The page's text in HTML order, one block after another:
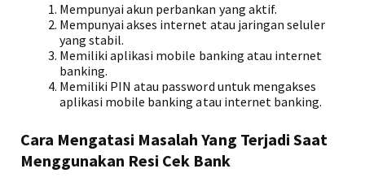
Mempunyai akun perbankan yang aktif.
Mempunyai akses internet atau jaringan seluler
yang stabil.
Memiliki aplikasi mobile banking atau internet
banking.
Memiliki PIN atau password untuk mengakses
aplikasi mobile banking atau internet banking.
Cara Mengatasi Masalah Yang Terjadi Saat
Menggunakan Resi Cek Bank